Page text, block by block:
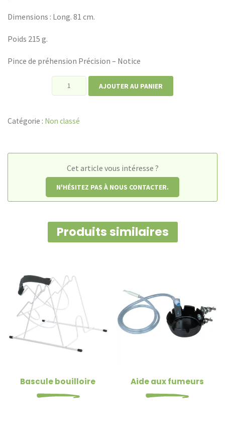
Dimensions : Long. 81 cm.
Poids 215 g.
Pince de préhension Précision – Notice
quantité
de
AJOUTER AU PANIER
Catégorie : Non classé
Cet article vous intéresse ?
N'HÉSITEZ PAS À NOUS CONTACTER.
Produits similaires
Bascule bouilloire Aide aux fumeurs